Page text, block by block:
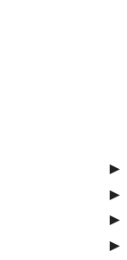
►
►
►
►